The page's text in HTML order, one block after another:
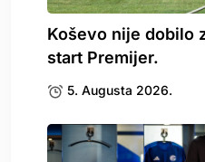
Koševo nije dobilo
start Premijer.
5. Augusta 2026.